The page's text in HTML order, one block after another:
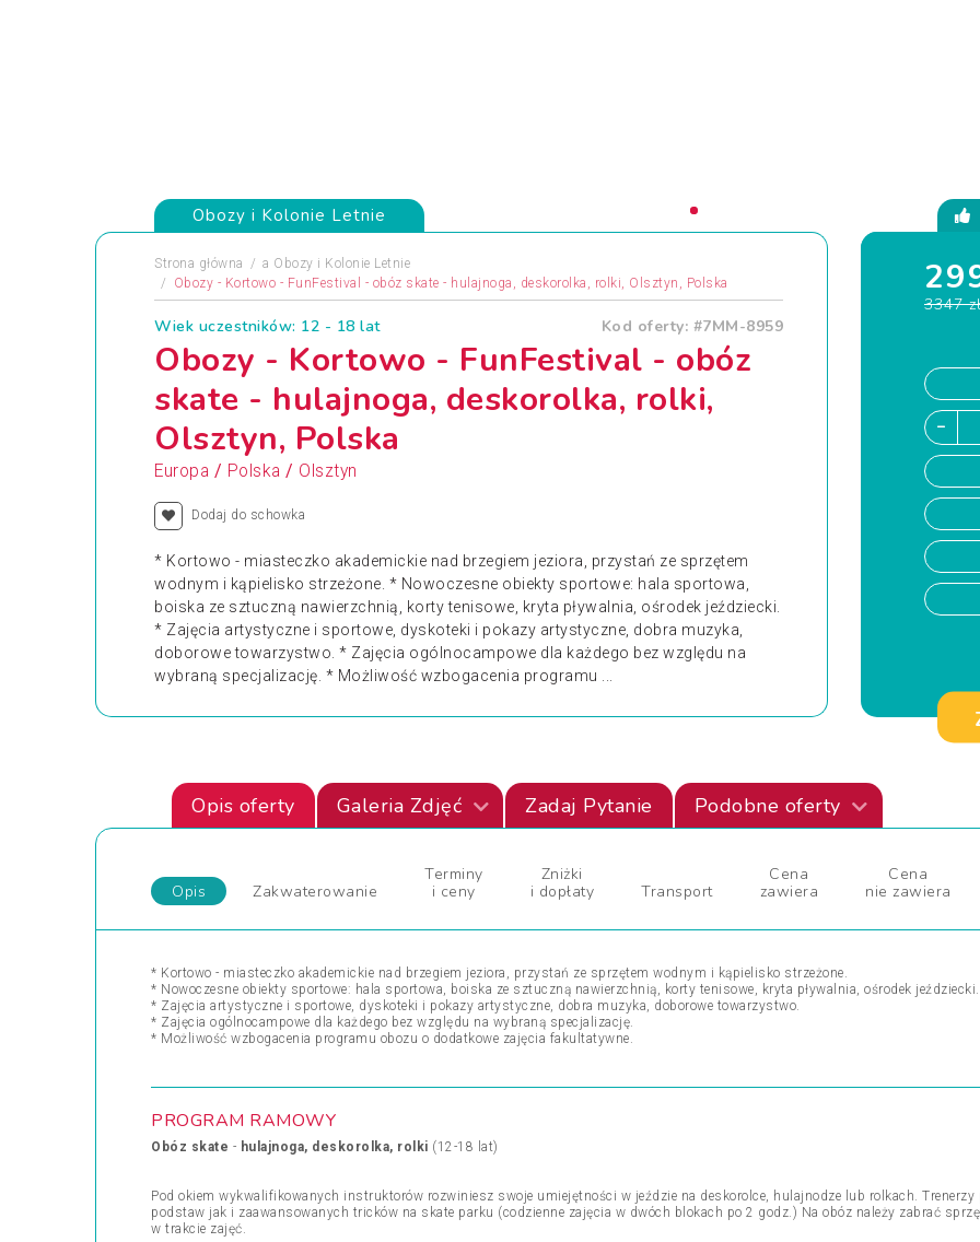
Obozy i Kolonie Letnie
Strona główna a Obozy i Kolonie Letnie
Obozy - Kortowo - FunFestival - obóz skate - hulajnoga, deskorolka, rolki, Olsztyn, Polska
Wiek uczestników: 12 - 18 lat Kod oferty: #7MM-8959
Obozy - Kortowo - FunFestival - obóz
skate - hulajnoga, deskorolka, rolki,
Olsztyn, Polska
Europa / Polska / Olsztyn
Dodaj do schowka
* Kortowo - miasteczko akademickie nad brzegiem jeziora, przystań ze sprzętem
wodnym i kąpielisko strzeżone. * Nowoczesne obiekty sportowe: hala sportowa,
boiska ze sztuczną nawierzchnią, korty tenisowe, kryta pływalnia, ośrodek jeździecki.
* Zajęcia artystyczne i sportowe, dyskoteki i pokazy artystyczne, dobra muzyka,
doborowe towarzystwo. * Zajęcia ogólnocampowe dla każdego bez względu na
wybraną specjalizację. * Możliwość wzbogacenia programu ...
3347
Opis oferty Galeria Zdjęć Zadaj Pytanie Podobne oferty
Opis Zakwaterowanie
Terminy
i ceny
Zniżki
i dopłaty
Transport
Cena
zawiera
Cena
nie zawiera
* Kortowo - miasteczko akademickie nad brzegiem jeziora, przystań ze sprzętem wodnym i kąpielisko strzeżone.
* Nowoczesne obiekty sportowe: hala sportowa, boiska ze sztuczną nawierzchnią, korty tenisowe, kryta pływalnia, ośrodek jeździecki.
* Zajęcia artystyczne i sportowe, dyskoteki i pokazy artystyczne, dobra muzyka, doborowe towarzystwo.
* Zajęcia ogólnocampowe dla każdego bez względu na wybraną specjalizację.
* Możliwość wzbogacenia programu obozu o dodatkowe zajęcia fakultatywne.
PROGRAM RAMOWY
Obóz skate - hulajnoga, deskorolka, rolki (12-18 lat)
Pod okiem wykwalifikowanych instruktorów rozwiniesz swoje umiejętności w jeździe na deskorolce, hulajnodze lub rolkach.
podstaw jak i zaawansowanych tricków na skate parku (codzienne zajęcia w dwóch blokach po 2 godz.) Na obóz należy zabrać
w trakcie zajęć.